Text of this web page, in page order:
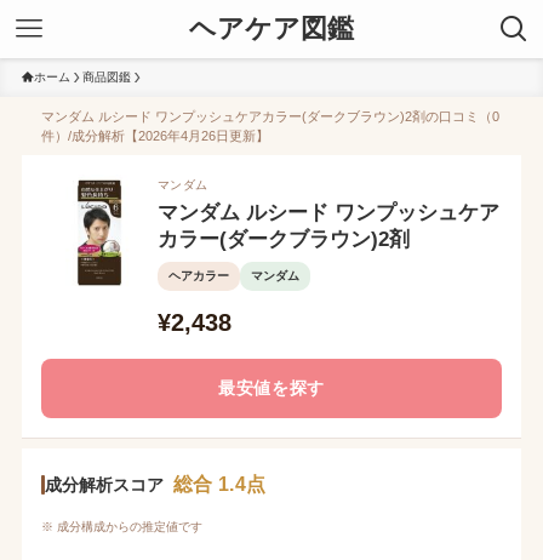
ヘアケア図鑑
ホーム 商品図鑑
マンダム ルシード ワンプッシュケアカラー(ダークブラウン)2剤の口コミ（0
件）/成分解析【2026年4月26日更新】
マンダム
マンダム ルシード ワンプッシュケア
カラー(ダークブラウン)2剤
ヘアカラー マンダム
¥2,438
最安値を探す
成分解析スコア 総合 1.4点
※ 成分構成からの推定値です